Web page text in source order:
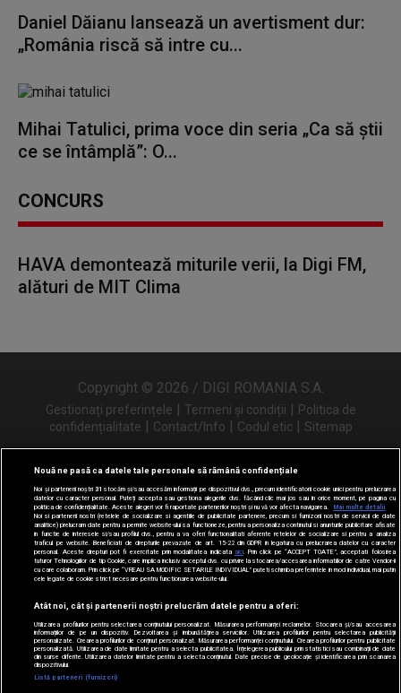
Daniel Dăianu lansează un avertisment dur:
„România riscă să intre cu...
Mihai Tatulici, prima voce din seria „Ca să știi
ce se întâmplă”: O...
CONCURS
HAVA demontează miturile verii, la Digi FM,
alături de MIT Clima
Copyright © 2026 / DIGI ROMANIA S.A.
Gestionați preferințele | Termeni și condiții | Politica de
confidențialitate | Contact/Info | Codul etic | Sitemap
Urmărește-ne și pe
Nouă ne pasă ca datele tale personale să rămână confidențiale
Noi și partenerii noștri31 stocăm și/sau accesăm informații pe dispozitivul dvs., precum identificatorii cookie unici pentru prelucrarea
datelor cu caracter personal. Puteți accepta sau gestiona alegerile dvs. făcând clic mai jos sau în orice moment, pe pagina cu
politica de confidențialitate. Aceste alegeri vor fi raportate partenerilor noștri și nu vă vor afecta navigarea.
Mai multe detalii
Noi si partenerii nostri (retelele de socializare si agentiile de publicitate partenere, precum si furnizorii nostri de servicii de date
analitice) prelucram date pentru a permite website-ului sa functioneze, pentru a personaliza continutul si anunturile publicitare afisate
in functie de interesele si/sau profilul dvs., pentru a va oferi functionalitati aferente retelelor de socializare si pentru a analiza
traficul pe website. Beneficiati de drepturile prevazute de art. 15-22 din GDPR in legatura cu prelucrarea datelor cu caracter
personal. Aceste drepturi pot fi exercitate prin modalitatea indicata aici. Prin click pe “ACCEPT TOATE”, acceptati folosirea
tuturor Tehnologiilor de tip Cookie, care implica inclusiv acceptul dvs. cu privire la stocarea/accesarea informatiilor de catre Vendor-ii
cu care colaboram. Prin click pe “VREAU SA MODIFIC SETARILE INDIVIDUAL” puteti schimba preferintele in mod individual, mai putin
cele legate de cookie strict necesare pentru functionarea website-ului.
Atât noi, cât și partenerii noștri prelucrăm datele pentru a oferi:
Utilizarea profilurilor pentru selectarea conținutului personalizat. Măsurarea performanței reclamelor. Stocarea și/sau accesarea
informațiilor de pe un dispozitiv. Dezvoltarea și îmbunătățirea serviciilor. Utilizarea profilurilor pentru selectarea publicității
personalizate. Crearea profilurilor de conținut personalizat. Măsurarea performanței conținutului. Crearea profilurilor pentru publicitate
personalizată. Utilizarea de date limitate pentru a selecta publicitatea. Înțelegerea publicului prin statistici sau combinații de date
din surse diferite. Utilizarea datelor limitate pentru a selecta conținutul. Date precise de geolocație și identificarea prin scanarea
dispozitivului.
Listă parteneri (furnizori)